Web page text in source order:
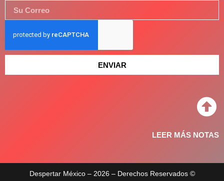
ENVIAR
LEER MÁS NOTAS
Despertar México – 2026 – Derechos Reservados ©